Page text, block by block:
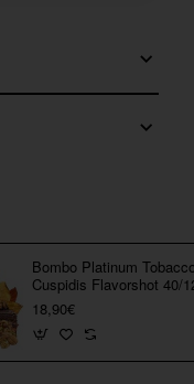
Bombo Platinum
Cuspidis Flavorshot 40/
18,90€